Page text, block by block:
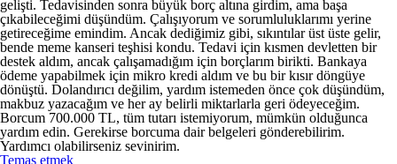
gelişti. Tedavisinden sonra büyük borç altına girdim, ama başa
çıkabileceğimi düşündüm. Çalışıyorum ve sorumluluklarımı yerine
getireceğime emindim. Ancak dediğimiz gibi, sıkıntılar üst üste gelir,
bende meme kanseri teşhisi kondu. Tedavi için kısmen devletten bir
destek aldım, ancak çalışamadığım için borçlarım birikti. Bankaya
ödeme yapabilmek için mikro kredi aldım ve bu bir kısır döngüye
dönüştü. Dolandırıcı değilim, yardım istemeden önce çok düşündüm,
makbuz yazacağım ve her ay belirli miktarlarla geri ödeyeceğim.
Borcum 700.000 TL, tüm tutarı istemiyorum, mümkün olduğunca
yardım edin. Gerekirse borcuma dair belgeleri gönderebilirim.
Yardımcı olabilirseniz sevinirim.
Temas etmek